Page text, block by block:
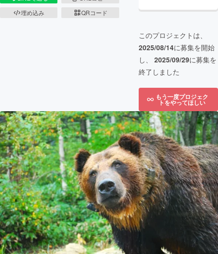
埋め込み
QRコード
このプロジェクトは、
2025/08/14に募集を開始
し、 2025/09/29に募集を
終了しました
もう一度プロジェク
トをやってほしい